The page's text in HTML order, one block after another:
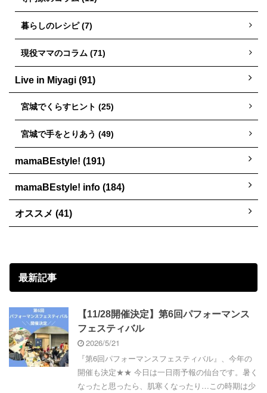
暮らしのレシピ (7)
現役ママのコラム (71)
Live in Miyagi (91)
宮城でくらすヒント (25)
宮城で手をとりあう (49)
mamaBEstyle! (191)
mamaBEstyle! info (184)
オススメ (41)
最新記事
【11/28開催決定】第6回パフォーマンス
フェスティバル
2026/5/21
『第6回パフォーマンスフェスティバル』、今年の
開催も決定★★ 今日は一日雨予報の仙台です。暑く
なったと思ったら、肌寒くなったり…この時期は少